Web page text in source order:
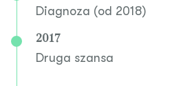
Diagnoza (od 2018)
2017
Druga szansa